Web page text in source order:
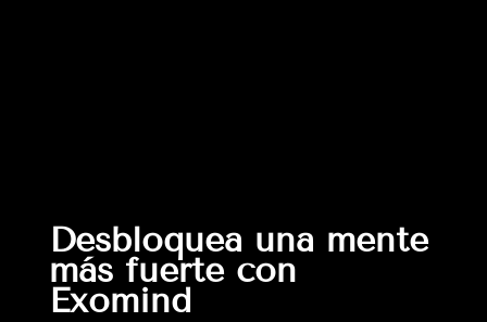
Desbloquea una mente
más fuerte con
Exomind